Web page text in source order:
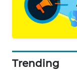
Trending
JAKARTA
NEWS
NEWS